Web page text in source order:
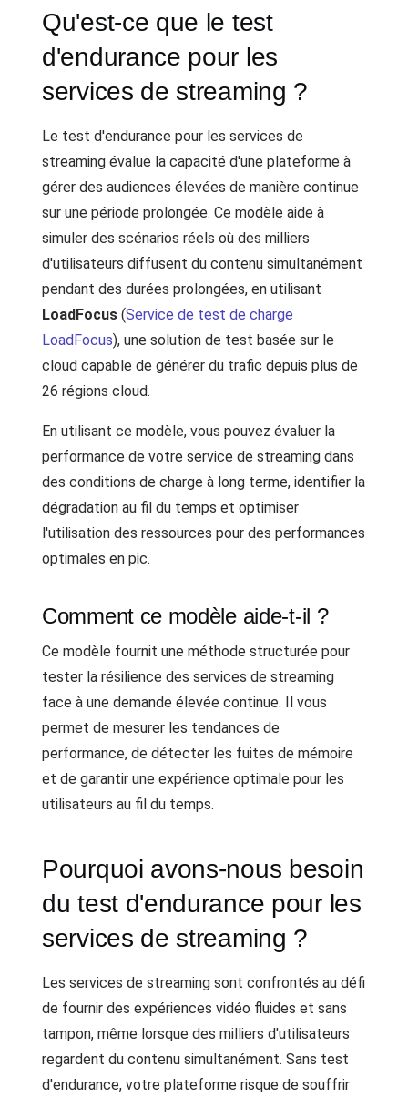
Qu'est-ce que le test
d'endurance pour les
services de streaming ?
Le test d'endurance pour les services de
streaming évalue la capacité d'une plateforme à
gérer des audiences élevées de manière continue
sur une période prolongée. Ce modèle aide à
simuler des scénarios réels où des milliers
d'utilisateurs diffusent du contenu simultanément
pendant des durées prolongées, en utilisant
LoadFocus (Service de test de charge
LoadFocus), une solution de test basée sur le
cloud capable de générer du trafic depuis plus de
26 régions cloud.
En utilisant ce modèle, vous pouvez évaluer la
performance de votre service de streaming dans
des conditions de charge à long terme, identifier la
dégradation au fil du temps et optimiser
l'utilisation des ressources pour des performances
optimales en pic.
Comment ce modèle aide-t-il ?
Ce modèle fournit une méthode structurée pour
tester la résilience des services de streaming
face à une demande élevée continue. Il vous
permet de mesurer les tendances de
performance, de détecter les fuites de mémoire
et de garantir une expérience optimale pour les
utilisateurs au fil du temps.
Pourquoi avons-nous besoin
du test d'endurance pour les
services de streaming ?
Les services de streaming sont confrontés au défi
de fournir des expériences vidéo fluides et sans
tampon, même lorsque des milliers d'utilisateurs
regardent du contenu simultanément. Sans test
d'endurance, votre plateforme risque de souffrir